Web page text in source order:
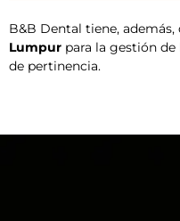
B&B Dental tiene, además,
Lumpur para la gestión de
de pertinencia.